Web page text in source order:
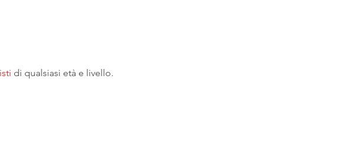
di qualsiasi età e livello.